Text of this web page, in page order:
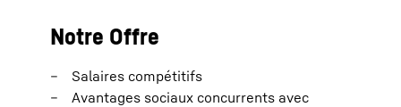
Notre Offre
Salaires compétitifs
Avantages sociaux concurrents avec